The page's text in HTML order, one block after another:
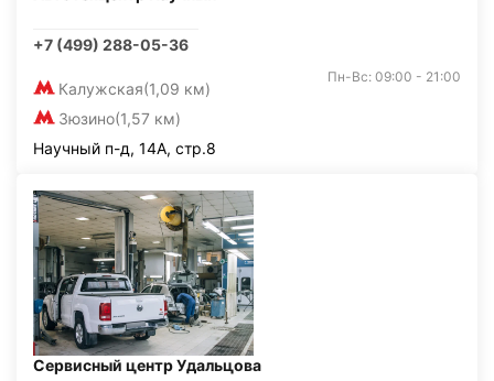
+7 (499) 288-05-36
Калужская(1,09 км)
Зюзино(1,57 км)
Пн-Вс: 09:00 - 21:00
Научный п-д, 14А, стр.8
Сервисный центр Удальцова